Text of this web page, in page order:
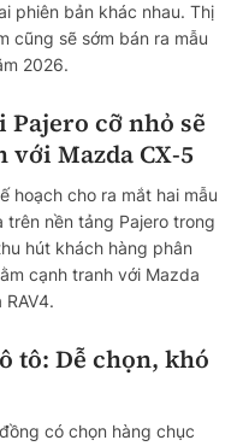
phiên bản khác nhau. Thị
cũng sẽ sớm bán ra mẫu
2026.
cỡ nhỏ sẽ
với Mazda CX-5
hoạch cho ra mắt hai mẫu
trên nền tảng Pajero trong
hút khách hàng phân
cạnh tranh với Mazda
tô: Dễ chọn, khó
có chọn hàng chục